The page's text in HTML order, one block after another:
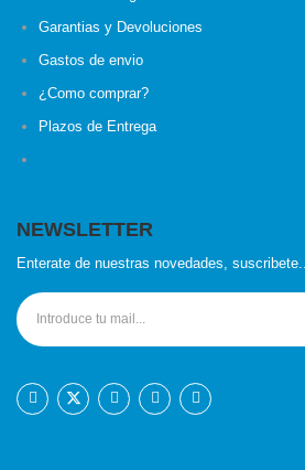
Garantias y Devoluciones
Gastos de envio
¿Como comprar?
Plazos de Entrega
NEWSLETTER
Enterate de nuestras novedades, suscribete...